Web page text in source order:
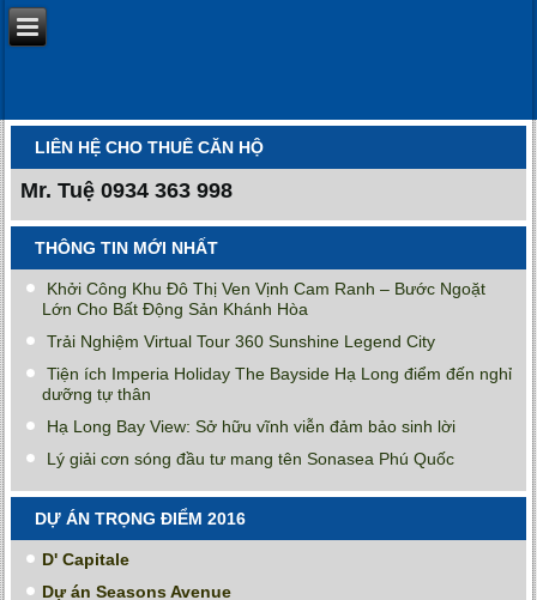
LIÊN HỆ CHO THUÊ CĂN HỘ
Mr. Tuệ 0934 363 998
THÔNG TIN MỚI NHẤT
Khởi Công Khu Đô Thị Ven Vịnh Cam Ranh – Bước Ngoặt
Lớn Cho Bất Động Sản Khánh Hòa
Trải Nghiệm Virtual Tour 360 Sunshine Legend City
Tiện ích Imperia Holiday The Bayside Hạ Long điểm đến nghỉ
dưỡng tự thân
Hạ Long Bay View: Sở hữu vĩnh viễn đảm bảo sinh lời
Lý giải cơn sóng đầu tư mang tên Sonasea Phú Quốc
DỰ ÁN TRỌNG ĐIỂM 2016
D' Capitale
Dự án Seasons Avenue